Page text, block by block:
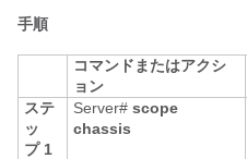
手順
コマンドまたはアクシ
ョン
ステ
ッ
プ 1
Server# scope
chassis